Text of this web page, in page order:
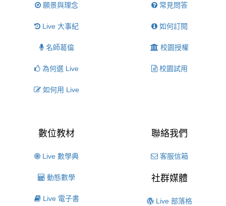
願景與理念
Live 大事紀
名師葛倫
為何選 Live
如何用 Live
常見問答
如何訂閱
校園授權
校園試用
數位教材
Live 數學典
動態數學
Live 電子書
聯絡我們
客服信箱
社群媒體
Live 部落格